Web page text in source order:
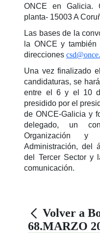
ONCE en Galicia.
planta- 15003 A
Las bases de la
la ONCE y
direcciones
Una vez finalizado
candidaturas, se
entre el 6 y el 10
presidido por el
de ONCE-Galicia y
delegado, un
Organización y
Administración, del
del Tercer Sector y
comunicación.
Volver a
68.MARZO